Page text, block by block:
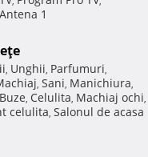
1
, Unghii, Parfumuri,
, Sani, Manichiura,
Buze, Celulita, Machiaj ochi,
celulita, Salonul de acasa